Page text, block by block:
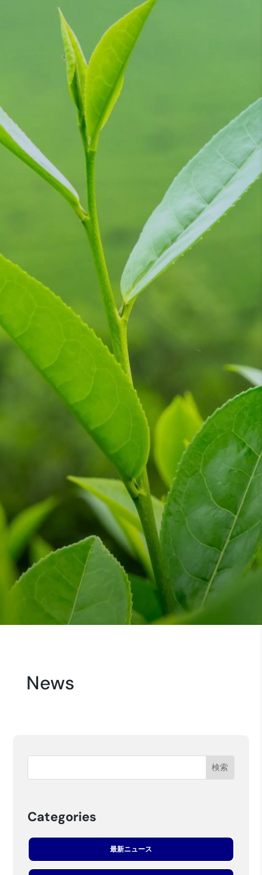
News
Categories
最新ニュース